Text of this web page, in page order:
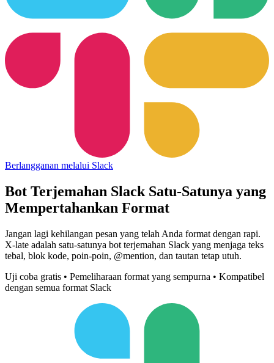
Berlangganan melalui Slack
Bot Terjemahan Slack Satu-Satunya yang
Mempertahankan Format
Jangan lagi kehilangan pesan yang telah Anda format dengan rapi.
X-late adalah satu-satunya bot terjemahan Slack yang menjaga teks
tebal, blok kode, poin-poin, @mention, dan tautan tetap utuh.
Uji coba gratis • Pemeliharaan format yang sempurna • Kompatibel
dengan semua format Slack